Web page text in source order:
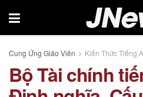
Cung Ứng Giáo Viên Kiến Thức Tiếng
Bộ Tài chính